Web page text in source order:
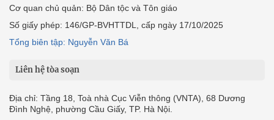
Cơ quan chủ quản: Bộ Dân tộc và Tôn giáo
Số giấy phép: 146/GP-BVHTTDL, cấp ngày 17/10/2025
Tổng biên tập: Nguyễn Văn Bá
Liên hệ tòa soạn
Địa chỉ: Tầng 18, Toà nhà Cục Viễn thông (VNTA), 68 Dương
Đình Nghệ, phường Cầu Giấy, TP. Hà Nội.